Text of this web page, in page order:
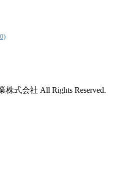
式会社 All Rights Reserved.